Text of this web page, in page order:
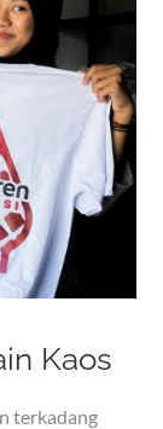
Kaos
terkadang